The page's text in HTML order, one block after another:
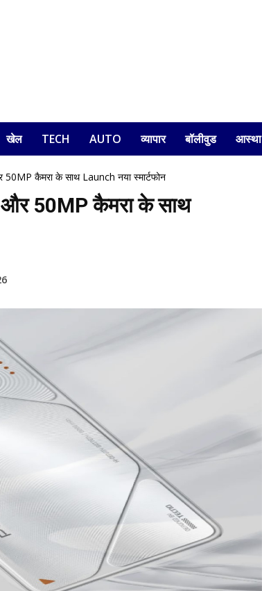
खेल TECH AUTO व्यापार बॉलीवुड आस्था
कैमरा के साथ Launch नया स्मार्टफोन
50MP कैमरा के साथ